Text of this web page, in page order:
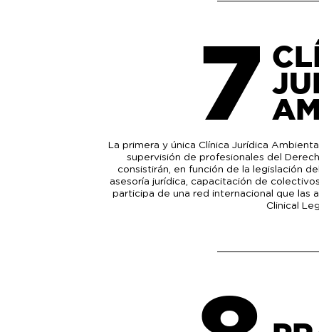
7
La primera y única Clínica Jurídica
supervisión de profesionales del
consistirán, en función de la legislación
asesoría jurídica, capacitación de
participa de una red internacional que las
Clinical